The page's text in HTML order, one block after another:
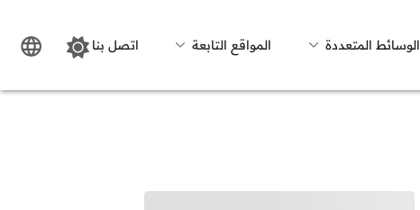
الوسائط المتعددة المواقع التابعة اتصل بنا